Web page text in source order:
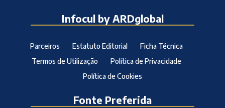
Infocul by ARDglobal
Parceiros Estatuto Editorial
Ficha Técnica
Termos de Utilização
Política de Privacidade
Política de Cookies
Fonte Preferida